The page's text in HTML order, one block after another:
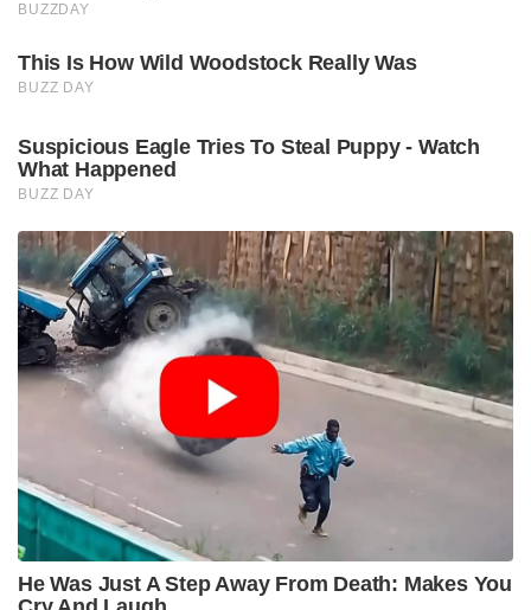
BUZZDAY
This Is How Wild Woodstock Really Was
BUZZ DAY
Suspicious Eagle Tries To Steal Puppy - Watch
What Happened
BUZZ DAY
He Was Just A Step Away From Death: Makes You